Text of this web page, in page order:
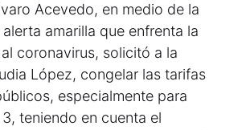
Acevedo, en medio de la
amarilla que enfrenta la
coronavirus, solicitó a la
López, congelar las tarifas
especialmente para
teniendo en cuenta el